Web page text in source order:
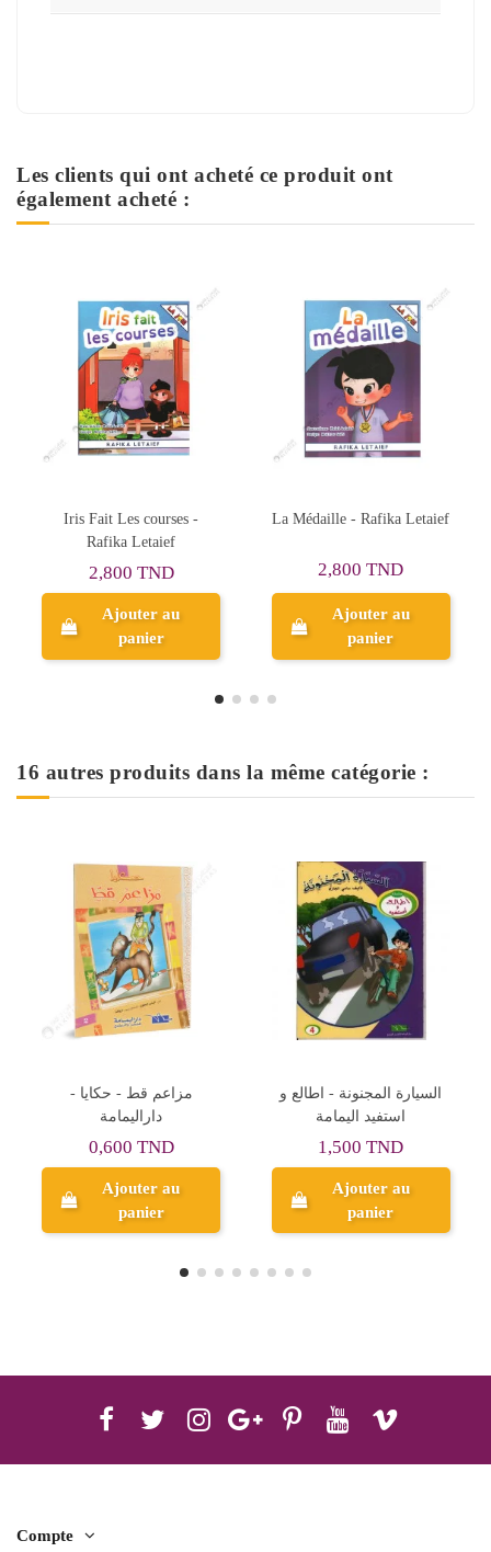
Les clients qui ont acheté ce produit ont
également acheté :
La Médaille - Rafika Letaief
2,800 TND
Ajouter au
panier
Léo Au Marché - Rafika
2,800 TND
Ajouter au
panier
16 autres produits dans la même catégorie :
السيارة المجنونة - اطالع و
استفيد اليمامة
1,500 TND
Ajouter au
panier
كاميليا في معهد الرقص
-مكتبة المعارف
6,000 TND
Ajouter au
panier
Compte